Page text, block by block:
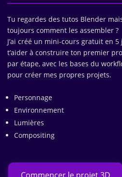
Tu regardes des tutos Blender
toujours comment les assembler ?
J’ai créé un mini-cours gratuit en
t’aider à construire ton premier
par étape, avec les bases du
pour créer mes propres projets.
Personnage
Environnement
Lumières
Compositing